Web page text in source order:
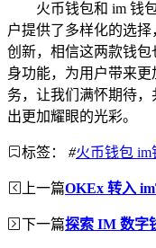
火币钱包和 im 钱
户提供了多样化的选
创新，相信这两款钱
身功能，为用户带来
务，让我们满怀期待
出更加耀眼的光彩。
标签： #火币钱包 im
上一篇OKEx 转入
下一篇探索 IM 数字